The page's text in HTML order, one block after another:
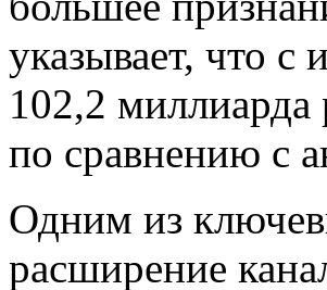
указывает, что
102,2 миллиарда
по сравнению с
Одним из
расширение